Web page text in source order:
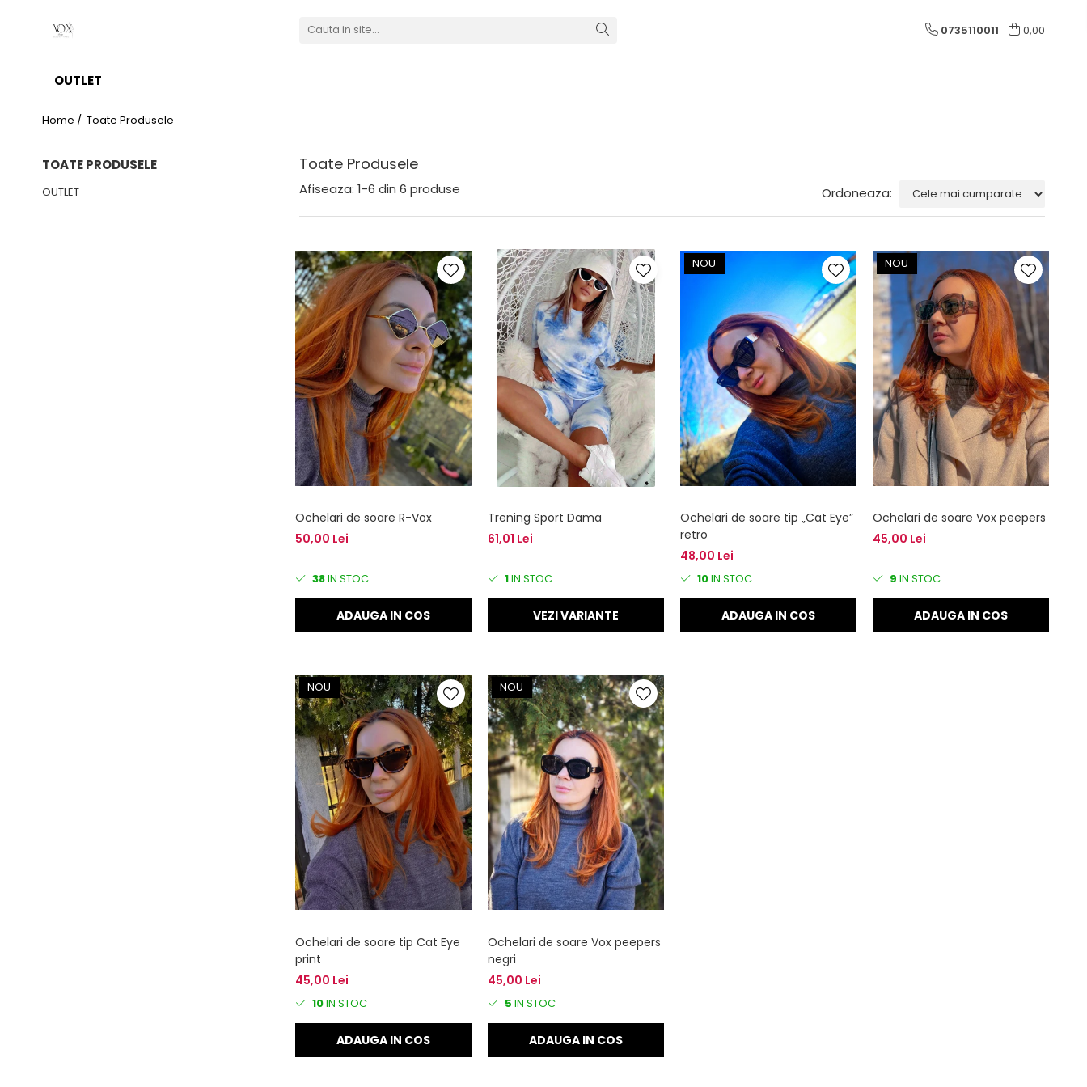
0735110011 0,00
OUTLET
Home / Toate Produsele
Toate Produsele
TOATE PRODUSELE
OUTLET Afiseaza: 1-6 din 6 produse Ordoneaza:
Ochelari de soare R-Vox
50,00 Lei
38IN STOC
ADAUGA IN COS
Trening Sport Dama
61,01 Lei
1IN STOC
VEZI VARIANTE
NOU
Ochelari de soare tip „Cat Eye”
retro
48,00 Lei
10IN STOC
ADAUGA IN COS
NOU
Ochelari de soare Vox peepers
45,00 Lei
9 IN STOC
ADAUGA IN COS
NOU
Ochelari de soare tip Cat Eye
print
45,00 Lei
10IN STOC
ADAUGA IN COS
NOU
Ochelari de soare Vox peepers
negri
45,00 Lei
5 IN STOC
ADAUGA IN COS